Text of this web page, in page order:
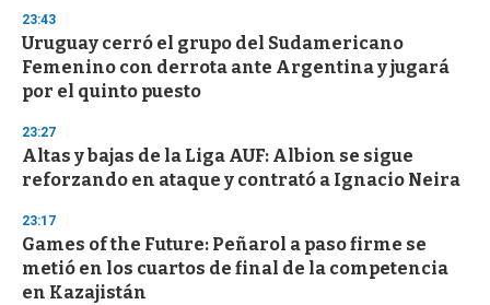
3
s
e
c
o
d
s
23:43
Uruguay cerró el grupo del Sudamericano
Femenino con derrota ante Argentina y jugará
por el quinto puesto
23:27
Altas y bajas de la Liga AUF: Albion se sigue
reforzando en ataque y contrató a Ignacio Neira
23:17
Games of the Future: Peñarol a paso firme se
metió en los cuartos de final de la competencia
en Kazajistán